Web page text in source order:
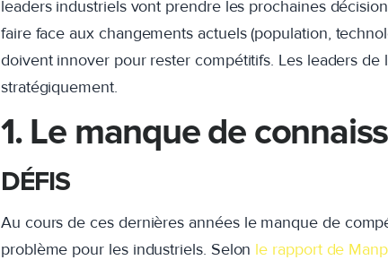
leaders industriels vont prendre les prochaines
faire face aux changements actuels (population,
doivent innover pour rester compétitifs. Les leaders
stratégiquement.
1. Le manque de
DÉFIS
Au cours de ces dernières années le manque de
problème pour les industriels. Selon le rapport de